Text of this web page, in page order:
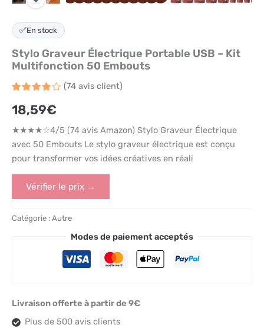
✅En stock
Stylo Graveur Électrique Portable USB – Kit
Multifonction 50 Embouts
sur 5
basé
notations
client
(74avis client)
18,59€
★★★★☆4/5 (74 avis Amazon) Stylo Graveur Électrique
avec 50 Embouts Le stylo graveur électrique est conçu
pour transformer vos idées créatives en réali
Vérifier le prix →
Catégorie : Autre
Modes de paiement acceptés
Livraison offerte à partir de 9€
Plus de 500 avis clients